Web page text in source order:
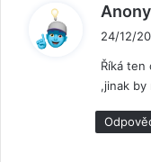
24/12/
Říká ten
,jinak by